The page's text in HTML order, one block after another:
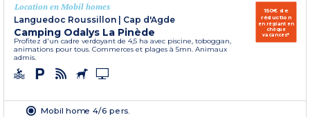
Location en Mobil homes
Languedoc Roussillon | Cap d'Agde
Camping Odalys La Pinède
Profitez d'un cadre verdoyant de 4,5 ha avec piscine, toboggan,
animations pour tous. Commerces et plages à 5mn. Animaux
admis.
150€ de
réduction
en réglant en
chèque
vacances*
Mobil home 4/6 pers.